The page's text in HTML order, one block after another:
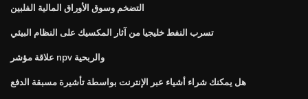
التضخم وسوق الأوراق المالية الفلبين
تسرب النفط خليجيا من آثار المكسيك على النظام البيئي
علاقة مؤشر npv والربحية
هل يمكنك شراء أشياء عبر الإنترنت بواسطة تأشيرة مسبقة الدفع